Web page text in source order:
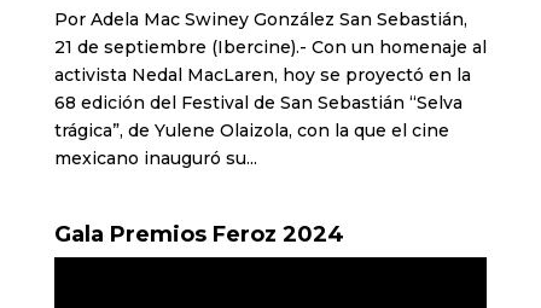
Por Adela Mac Swiney González San Sebastián,
21 de septiembre (Ibercine).- Con un homenaje al
activista Nedal MacLaren, hoy se proyectó en la
68 edición del Festival de San Sebastián “Selva
trágica”, de Yulene Olaizola, con la que el cine
mexicano inauguró su...
Gala Premios Feroz 2024